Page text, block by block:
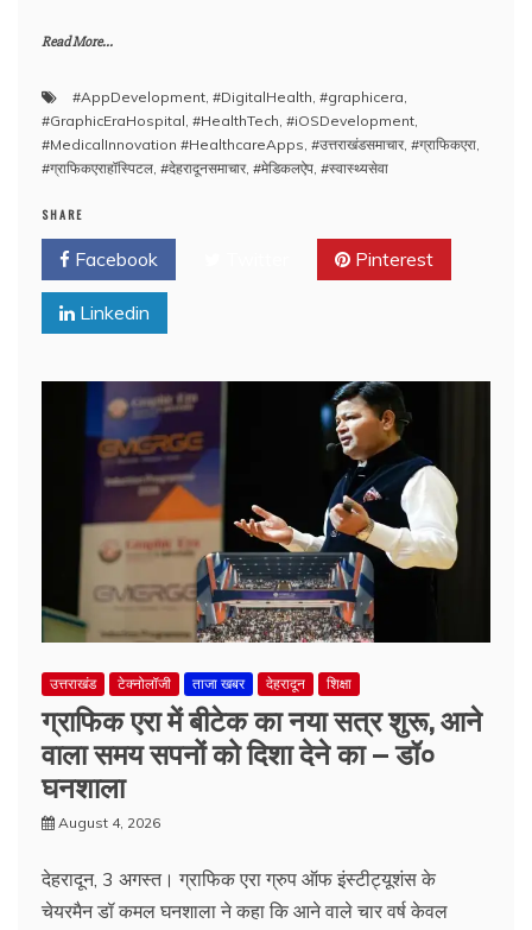
Read More...
#AppDevelopment, #DigitalHealth, #graphicera,
#GraphicEraHospital, #HealthTech, #iOSDevelopment,
#MedicalInnovation #HealthcareApps, #उत्तराखंडसमाचार, #ग्राफिकएरा,
#ग्राफिकएराहॉस्पिटल, #देहरादूनसमाचार, #मेडिकलऐप, #स्वास्थ्यसेवा
SHARE
Facebook Pinterest
Linkedin
उत्तराखंड टेक्नोलॉजी ताजा खबर देहरादून शिक्षा
ग्राफिक एरा में बीटेक का नया सत्र शुरू, आने
वाला समय सपनों को दिशा देने का – डॉ०
घनशाला
August 4, 2026
देहरादून, 3 अगस्त। ग्राफिक एरा ग्रुप ऑफ इंस्टीट्यूशंस के
चेयरमैन डॉ कमल घनशाला ने कहा कि आने वाले चार वर्ष केवल